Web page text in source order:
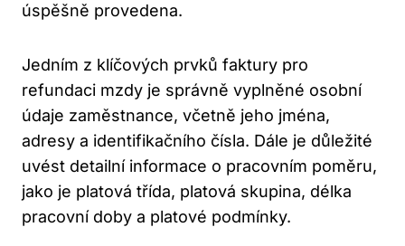
úspěšně provedena.
Jedním z klíčových prvků faktury pro
refundaci mzdy je správně vyplněné osobní
údaje zaměstnance, včetně jeho jména,
adresy a identifikačního čísla. Dále je důležité
uvést detailní informace o pracovním poměru,
jako je platová třída, platová skupina, délka
pracovní doby a platové podmínky.